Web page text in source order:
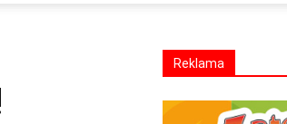
Reklama